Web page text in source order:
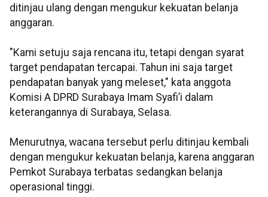
ditinjau ulang dengan mengukur kekuatan belanja
anggaran.
"Kami setuju saja rencana itu, tetapi dengan syarat
target pendapatan tercapai. Tahun ini saja target
pendapatan banyak yang meleset," kata anggota
Komisi A DPRD Surabaya Imam Syafi’i dalam
keterangannya di Surabaya, Selasa.
Menurutnya, wacana tersebut perlu ditinjau kembali
dengan mengukur kekuatan belanja, karena anggaran
Pemkot Surabaya terbatas sedangkan belanja
operasional tinggi.